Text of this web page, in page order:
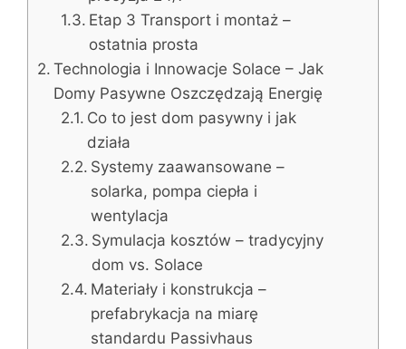
Etap 3 Transport i montaż –
ostatnia prosta
Technologia i Innowacje Solace – Jak
Domy Pasywne Oszczędzają Energię
Co to jest dom pasywny i jak
działa
Systemy zaawansowane –
solarka, pompa ciepła i
wentylacja
Symulacja kosztów – tradycyjny
dom vs. Solace
Materiały i konstrukcja –
prefabrykacja na miarę
standardu Passivhaus